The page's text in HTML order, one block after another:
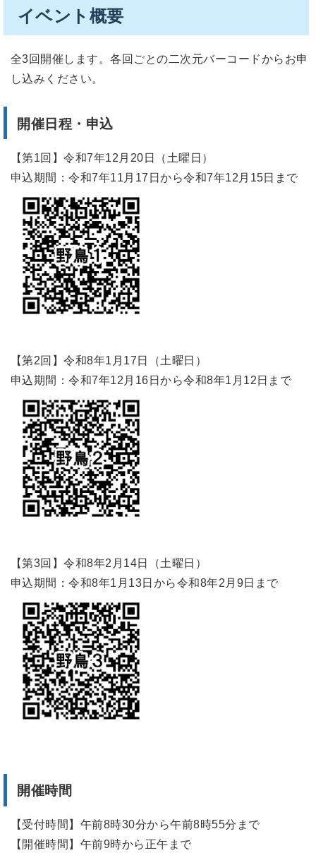
イベント概要
全3回開催します。各回ごとの二次元バーコードからお申
し込みください。
開催日程・申込
【第1回】令和7年12月20日（土曜日）
申込期間：令和7年11月17日から令和7年12月15日まで
【第2回】令和8年1月17日（土曜日）
申込期間：令和7年12月16日から令和8年1月12日まで
【第3回】令和8年2月14日（土曜日）
申込期間：令和8年1月13日から令和8年2月9日まで
開催時間
【受付時間】午前8時30分から午前8時55分まで
【開催時間】午前9時から正午まで